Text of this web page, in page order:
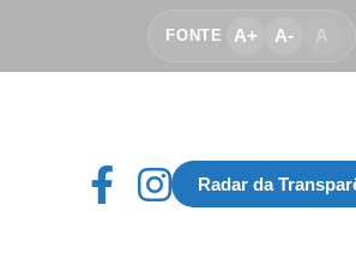
FONTE A+ A- A
Radar da